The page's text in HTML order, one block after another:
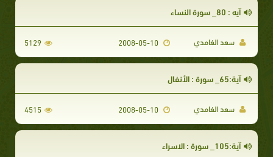
آيه : 80_ سورة النساء
سعد الغامدي 2008-05-10
5129
آية:65_ سورة : الأنفال
سعد الغامدي 2008-05-10
4515
آية:105_ سورة : الاسراء